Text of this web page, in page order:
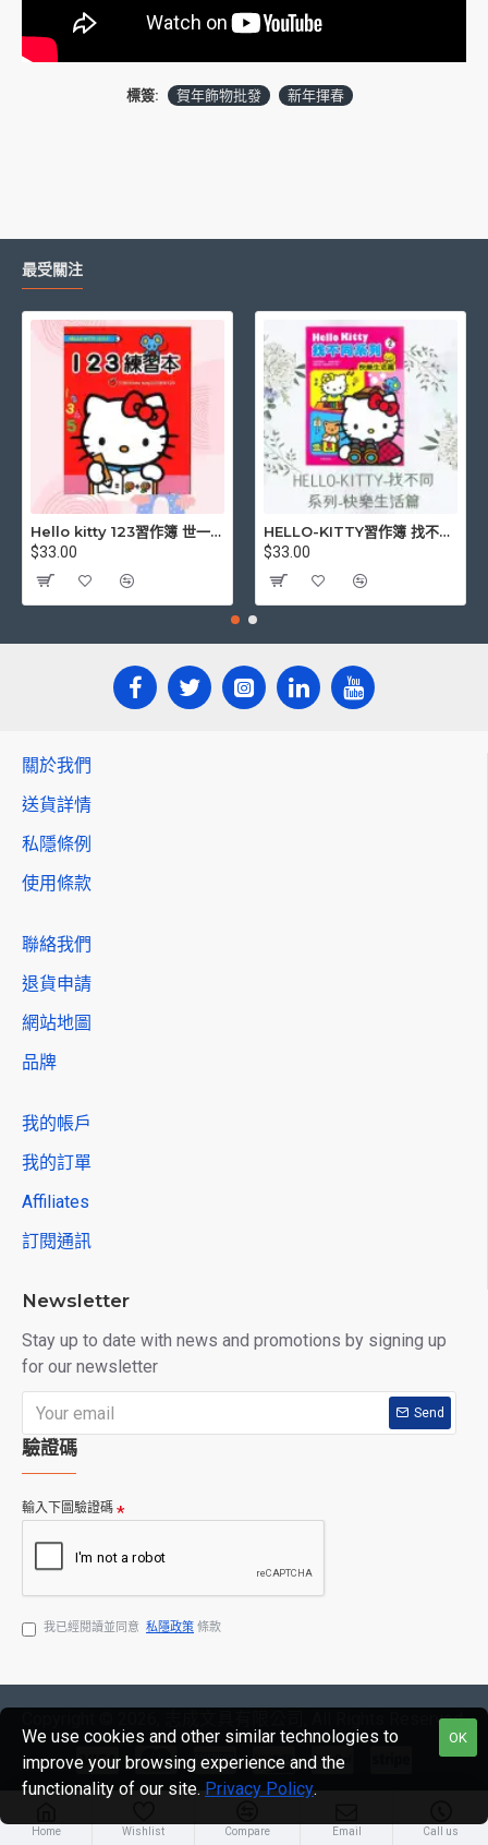
標簽: 賀年飾物批發 新年揮春
最受關注
Hello kitty 123習作簿 世一文化 三麗鷗正版授權
$33.00
HELLO-KITTY習作簿 找不同系列-快樂生活篇
$33.00
關於我們
送貨詳情
私隱條例
使用條款
聯絡我們
退貨申請
網站地圖
品牌
我的帳戶
我的訂單
Affiliates
訂閱通訊
Newsletter
Stay up to date with news and promotions by signing up
for our newsletter
Send
驗證碼
輸入下圖驗證碼
我已經閱讀並同意 私隱政策 條款
Copyright © 2026, 志成文具有限公司, All Rights Reserved
Home Wishlist Compare Email Call us
OK
We use cookies and other similar technologies to
improve your browsing experience and the
functionality of our site. Privacy Policy.